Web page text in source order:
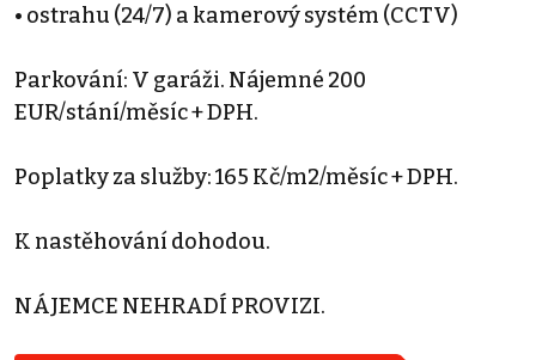
• ostrahu (24/7) a kamerový systém (CCTV)
Parkování: V garáži. Nájemné 200
EUR/stání/měsíc + DPH.
Poplatky za služby: 165 Kč/m2/měsíc + DPH.
K nastěhování dohodou.
NÁJEMCE NEHRADÍ PROVIZI.